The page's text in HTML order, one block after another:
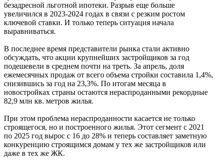
безадресной льготной ипотеки. Разрыв еще больше
увеличился в 2023-2024 годах в связи с резким ростом
ключевой ставки. И только теперь ситуация начала
выравниваться.
В последнее время представители рынка стали активно
обсуждать, что акции крупнейших застройщиков за год
подешевели в среднем почти на треть. За апрель, доля
ежемесячных продаж от всего объема стройки составила 1,4%,
снизившись за год на 23,3%. По итогам месяца в
новостройках страны остаются нераспроданными рекордные
82,9 млн кв. метров жилья.
При этом проблема нераспроданности касается не только
строящегося, но и построенного жилья. Этот сегмент с 2021
по 2025 год вырос с 16 до 28% и теперь составляет заметную
конкуренцию строящимся домам у тех же застройщиков или
даже в тех же ЖК.